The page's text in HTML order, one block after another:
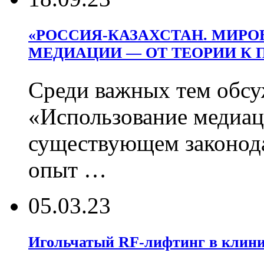
«РОССИЯ-КАЗАХСТАН.
МЕДИАЦИИ — ОТ ТЕОРИИ К
Среди важных тем
«Использование
существующем
опыт …
05.03.23
Игольчатый RF-лифтинг в